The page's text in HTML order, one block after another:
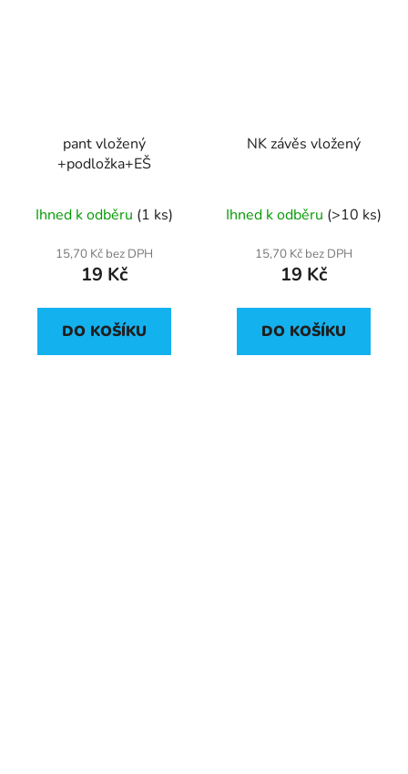
pant vložený
+podložka+EŠ
Ihned k odběru (1 ks)
15,70 Kč bez DPH
19 Kč
DO KOŠÍKU
NK závěs vložený
Ihned k odběru (>10 ks)
15,70 Kč bez DPH
19 Kč
DO KOŠÍKU